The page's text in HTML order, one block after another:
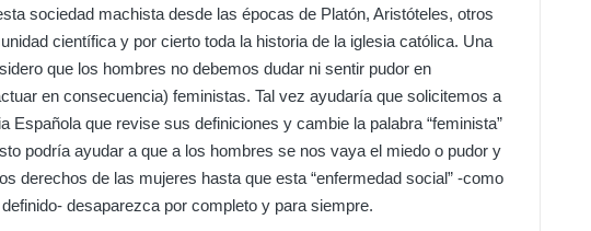
sociedad machista desde las épocas de Platón, Aristóteles, otros
científica y por cierto toda la historia de la iglesia católica. Una
que los hombres no debemos dudar ni sentir pudor en
en consecuencia) feministas. Tal vez ayudaría que solicitemos a
Española que revise sus definiciones y cambie la palabra “feminista”
podría ayudar a que a los hombres se nos vaya el miedo o pudor y
derechos de las mujeres hasta que esta “enfermedad social” -como
desaparezca por completo y para siempre.